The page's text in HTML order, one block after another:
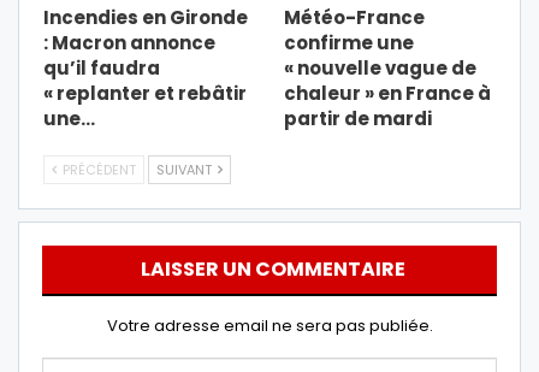
Incendies en Gironde
: Macron annonce
qu’il faudra
« replanter et rebâtir
une…
Météo-France
confirme une
« nouvelle vague de
chaleur » en France à
partir de mardi
PRÉCÉDENT SUIVANT
LAISSER UN COMMENTAIRE
Votre adresse email ne sera pas publiée.